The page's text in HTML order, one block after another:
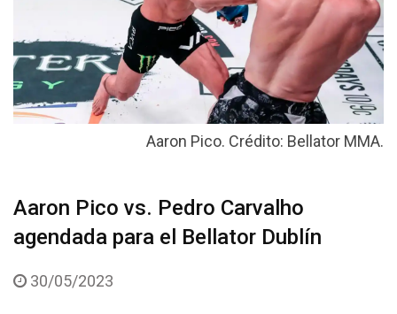
Aaron Pico. Crédito: Bellator MMA.
Aaron Pico vs. Pedro Carvalho
agendada para el Bellator Dublín
30/05/2023